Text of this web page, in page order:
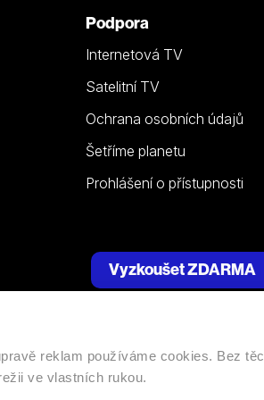
reklam používáme cookies. Bez
ve vlastních rukou.
Podpora
Internetová TV
Satelitní TV
Ochrana osobních údajů
Šetříme planetu
Prohlášení o přístupnosti
Vyzkoušet ZDARMA
vyhrazena. |Nastavení cookies